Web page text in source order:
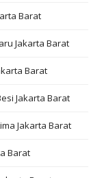
Barat
Jakarta Barat
Barat
Jakarta Barat
Jakarta Barat
Barat